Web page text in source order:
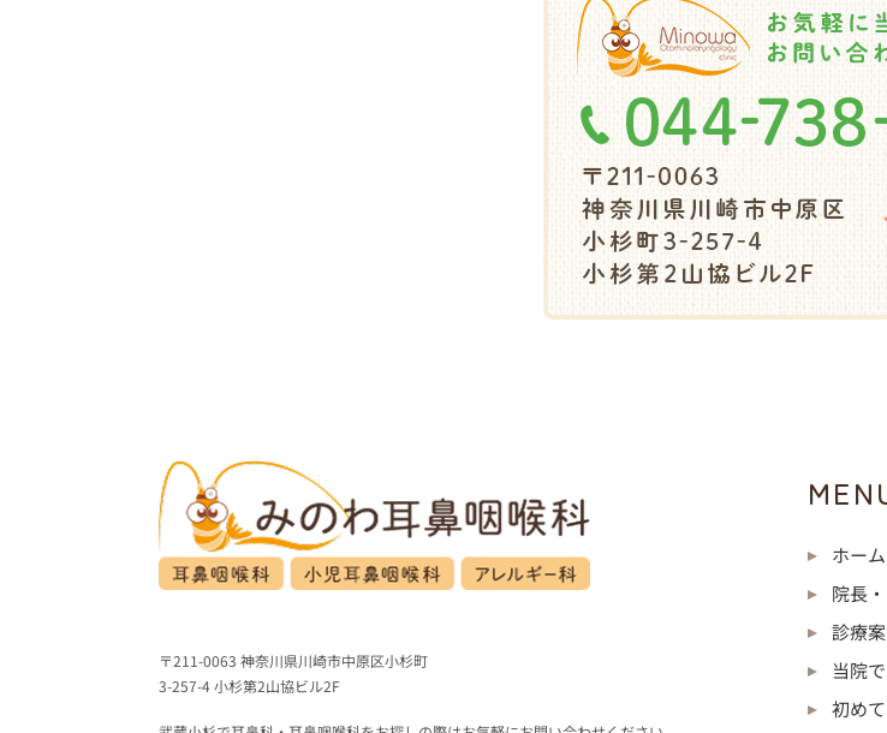
〒211-0063 神奈川県川崎市中原区小杉町
3-257-4 小杉第2山協ビル2F
ホーム
院長
診療
当院
初め